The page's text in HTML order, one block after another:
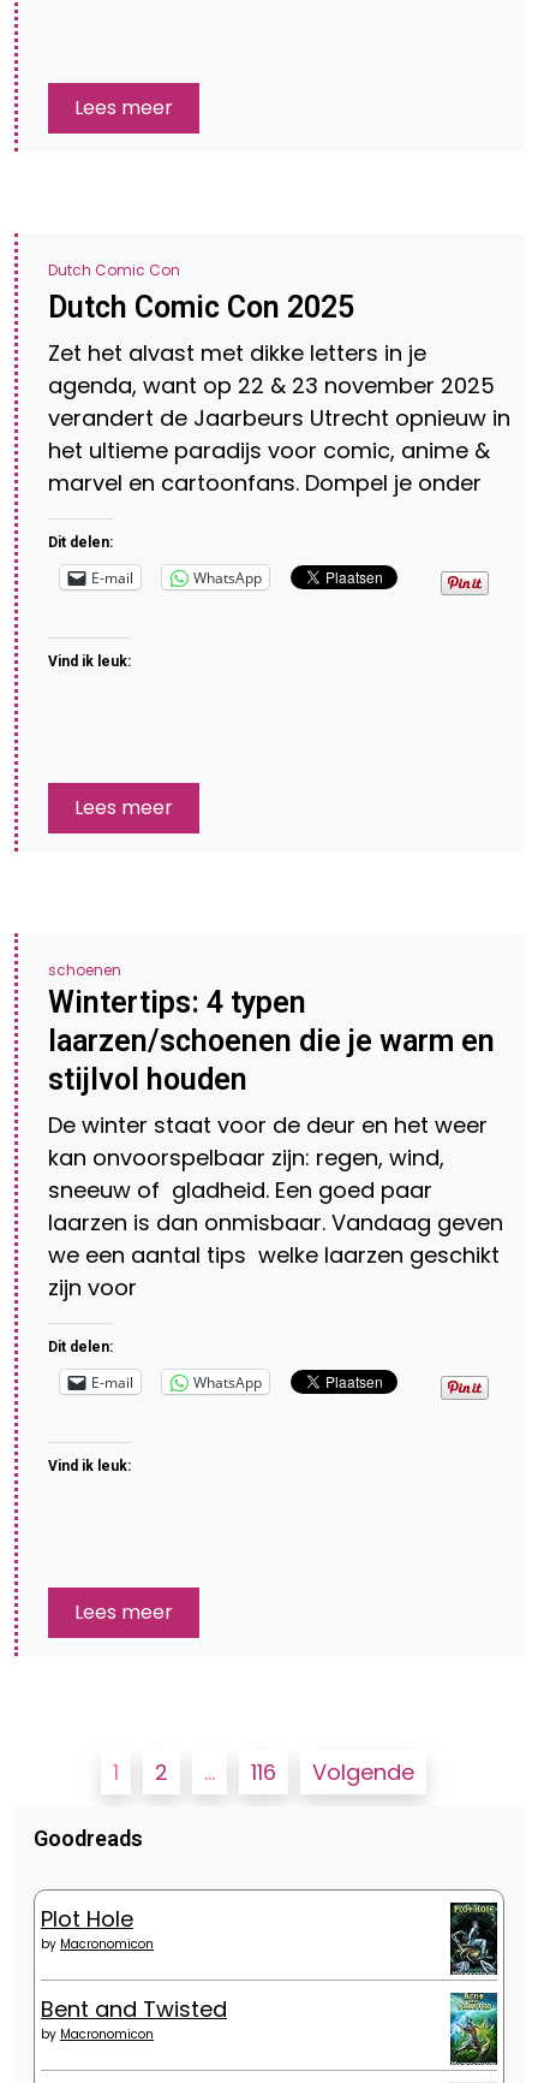
Lees meer
Dutch Comic Con
Dutch Comic Con 2025
Zet het alvast met dikke letters in je
agenda, want op 22 & 23 november 2025
verandert de Jaarbeurs Utrecht opnieuw in
het ultieme paradijs voor comic, anime &
marvel en cartoonfans. Dompel je onder
Dit delen:
E-mail WhatsApp
Vind ik leuk:
Lees meer
schoenen
Wintertips: 4 typen
laarzen/schoenen die je warm en
stijlvol houden
De winter staat voor de deur en het weer
kan onvoorspelbaar zijn: regen, wind,
sneeuw of gladheid. Een goed paar
laarzen is dan onmisbaar. Vandaag geven
we een aantal tips welke laarzen geschikt
zijn voor
Dit delen:
E-mail WhatsApp
Vind ik leuk:
Lees meer
Berichten
paginering
1 2 … 116 Volgende
Goodreads
Plot Hole
by Macronomicon
Bent and Twisted
by Macronomicon